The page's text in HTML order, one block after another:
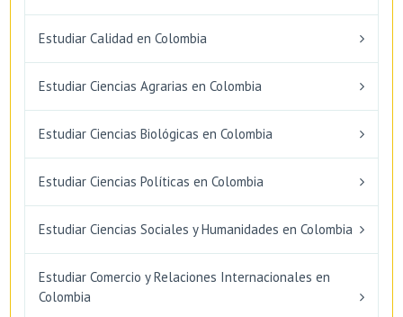
Estudiar Calidad en Colombia
Estudiar Ciencias Agrarias en Colombia
Estudiar Ciencias Biológicas en Colombia
Estudiar Ciencias Políticas en Colombia
Estudiar Ciencias Sociales y Humanidades en Colombia
Estudiar Comercio y Relaciones Internacionales en
Colombia